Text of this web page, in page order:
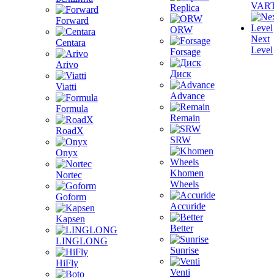
Forward
Centara
Arivo
Viatti
Formula
RoadX
Onyx
Nortec
Goform
Kapsen
LINGLONG
HiFly
Replica
ORW
Forsage
Диск
Advance
Remain
SRW
Khomen
Wheels
Accuride
Better
Sunrise
Venti
Next
Level